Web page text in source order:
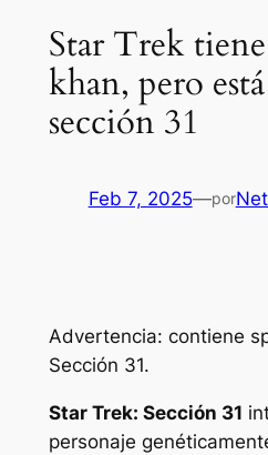
Star Trek
khan, pero
sección 31
Feb 7, 2025—por
Advertencia: contiene
Sección 31.
Star Trek: Sección 31
personaje